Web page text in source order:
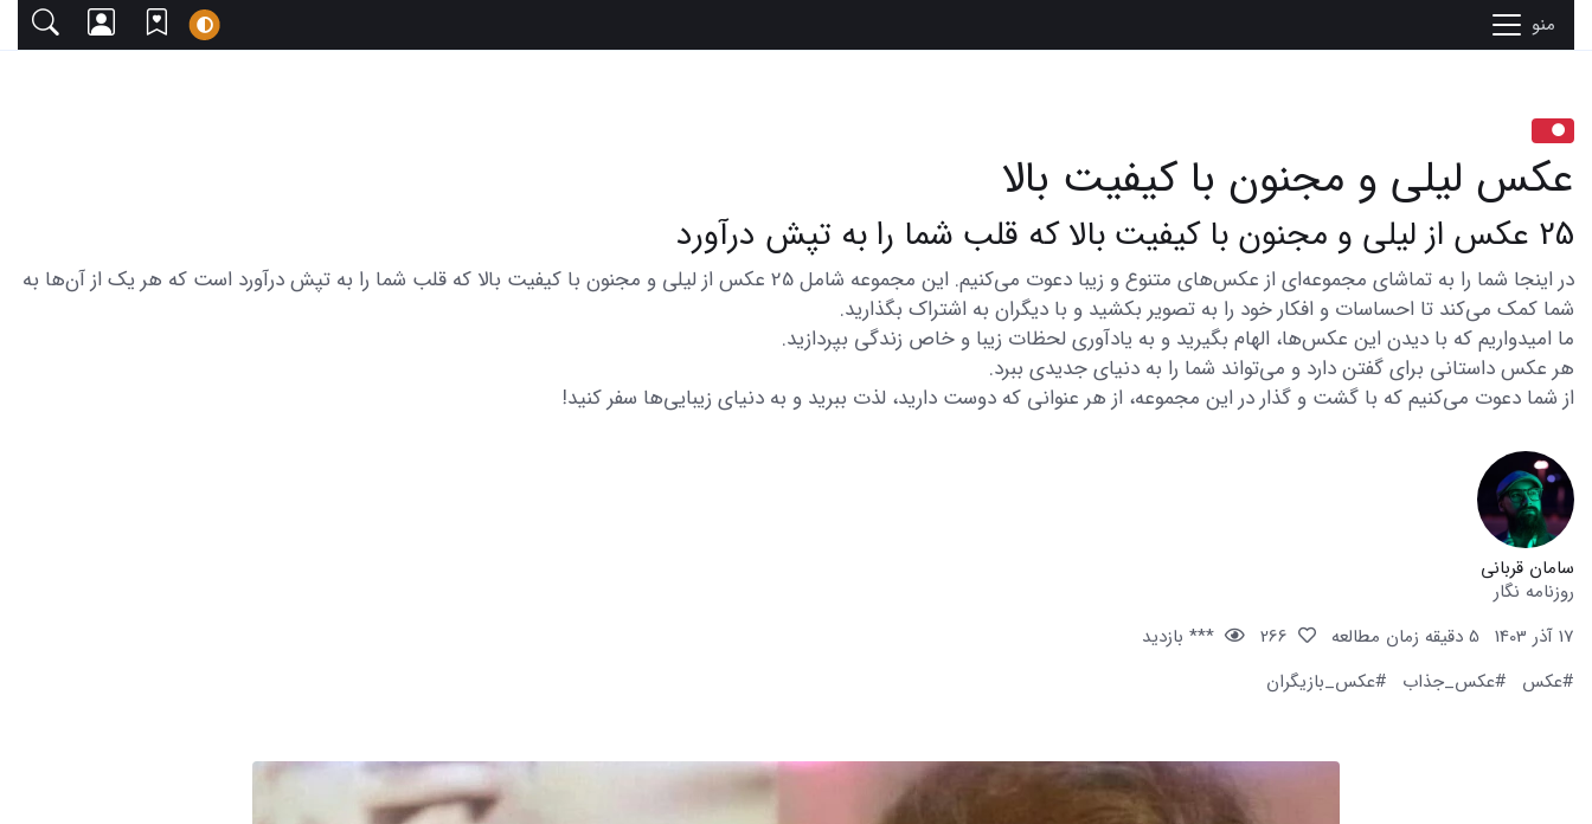
منو
عکس لیلی و مجنون با کیفیت بالا
25 عکس از لیلی و مجنون با کیفیت بالا که قلب شما را به تپش درآورد
در اینجا شما را به تماشای مجموعه‌ای از عکس‌های متنوع و زیبا دعوت می‌کنیم. این مجموعه شامل 25 عکس از لیلی و مجنون با کیفیت بالا که قلب شما را به تپش درآورد است که هر یک از آن‌ها به
شما کمک می‌کند تا احساسات و افکار خود را به تصویر بکشید و با دیگران به اشتراک بگذارید.
ما امیدواریم که با دیدن این عکس‌ها، الهام بگیرید و به یادآوری لحظات زیبا و خاص زندگی بپردازید.
هر عکس داستانی برای گفتن دارد و می‌تواند شما را به دنیای جدیدی ببرد.
از شما دعوت می‌کنیم که با گشت و گذار در این مجموعه، از هر عنوانی که دوست دارید، لذت ببرید و به دنیای زیبایی‌ها سفر کنید!
سامان قربانی
روزنامه نگار
17 آذر 1403
5 دقیقه زمان مطالعه
*** بازدید
#عکس
#عکس_جذاب #عکس_بازیگران